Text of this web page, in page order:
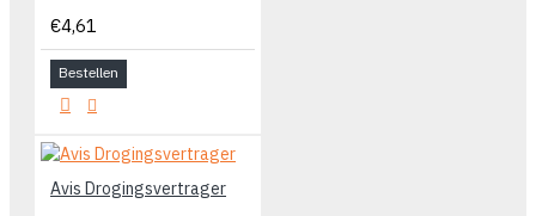
€4,61
Bestellen
Avis Drogingsvertrager